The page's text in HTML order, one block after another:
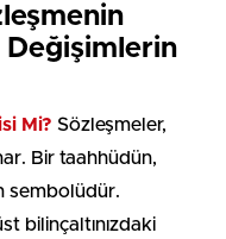
Değişimlerin
Mi? Sözleşmeler,
Bir taahhüdün,
sembolüdür.
bilinçaltınızdaki